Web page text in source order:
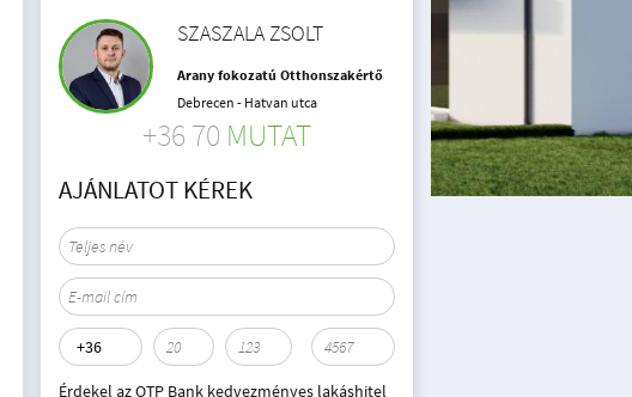
SZASZALA ZSOLT
Arany fokozatú Otthonszakértő
Debrecen - Hatvan utca
+36 70 MUTAT
AJÁNLATOT KÉREK
Érdekel az OTP Bank kedvezményes lakáshitel